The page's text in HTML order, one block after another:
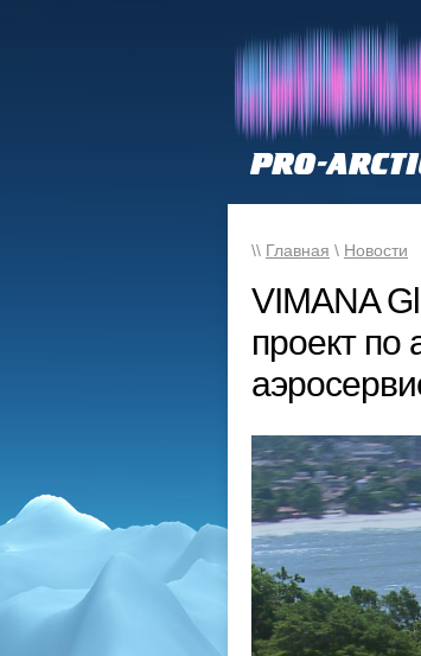
\\ Главная \ Новости
VIMANA
проект по